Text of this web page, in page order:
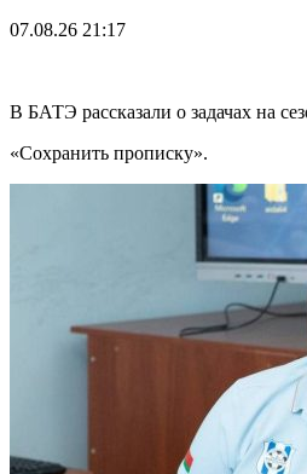
07.08.26 21:17
В БАТЭ рассказали о задачах на
«Сохранить прописку».